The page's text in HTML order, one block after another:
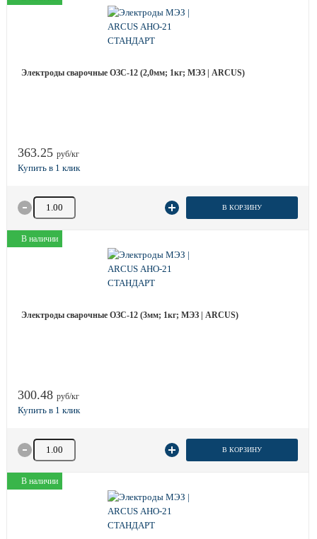
Электроды сварочные ОЗС-12 (2,0мм; 1кг; МЭЗ | ARCUS)
363.25 руб/кг
Количество товара В КОРЗИНУ
В наличии
Электроды сварочные ОЗС-12 (3мм; 1кг; МЭЗ | ARCUS)
300.48 руб/кг
Количество товара В КОРЗИНУ
В наличии